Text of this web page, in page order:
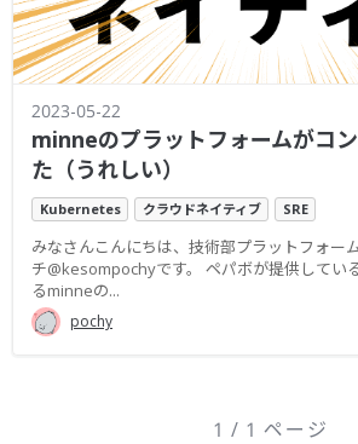
2023-05-22
minneのプラットフォームがコ
た（うれしい）
Kubernetes クラウドネイティブ SRE
みなさんこんにちは、技術部プラットフォー
チ@kesompochyです。 ペパボが提供してい
るminneの...
pochy
1 / 1 ページ